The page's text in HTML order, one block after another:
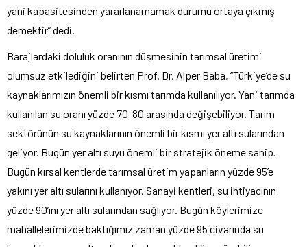
yani kapasitesinden yararlanamamak durumu ortaya çıkmış
demektir” dedi.
Barajlardaki doluluk oranının düşmesinin tarımsal üretimi
olumsuz etkilediğini belirten Prof. Dr. Alper Baba, “Türkiye’de su
kaynaklarımızın önemli bir kısmı tarımda kullanılıyor. Yani tarımda
kullanılan su oranı yüzde 70-80 arasında değişebiliyor. Tarım
sektörünün su kaynaklarının önemli bir kısmı yer altı sularından
geliyor. Bugün yer altı suyu önemli bir stratejik öneme sahip.
Bugün kırsal kentlerde tarımsal üretim yapanların yüzde 95’e
yakını yer altı sularını kullanıyor. Sanayi kentleri, su ihtiyacının
yüzde 90’ını yer altı sularından sağlıyor. Bugün köylerimize
mahallelerimizde baktığımız zaman yüzde 95 civarında su